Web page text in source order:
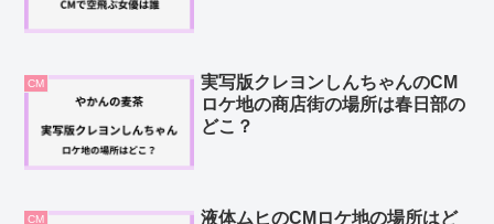
CM
実写版クレヨンしんちゃんのCM
ロケ地の商店街の場所は春日部の
どこ？
CM
液体ムヒのCMロケ地の場所はど